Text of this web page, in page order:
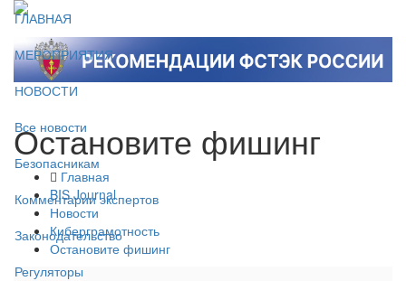
ГЛАВНАЯ
МЕРОПРИЯТИЯ
НОВОСТИ
Все новости
Безопасникам
Комментарии экспертов
Законодательство
Регуляторы
Остановите фишинг
Главная
BIS Journal
Новости
Киберграмотность
Остановите фишинг